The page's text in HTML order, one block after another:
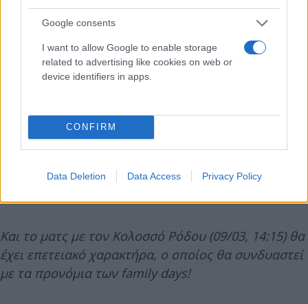
Google consents
I want to allow Google to enable storage
related to advertising like cookies on web or
device identifiers in apps.
CONFIRM
Data Deletion Data Access Privacy Policy
Και το ματς με τον Κολοσσό Ρόδου (09/03, 14:15) θα
έχει επετειακό χαρακτήρα, ο οποίος θα συνδυαστεί
με τα προνόμια των family days!